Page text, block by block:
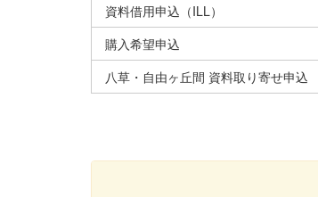
資料借用申込（ILL）
購入希望申込
八草・自由ヶ丘間 資料取り寄せ申込